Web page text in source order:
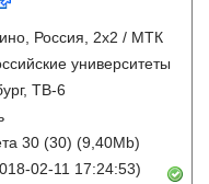
Россия, 2x2 / МТК
университеты
ТВ-6
30 (30) (9,40Mb)
02-11 17:24:53)